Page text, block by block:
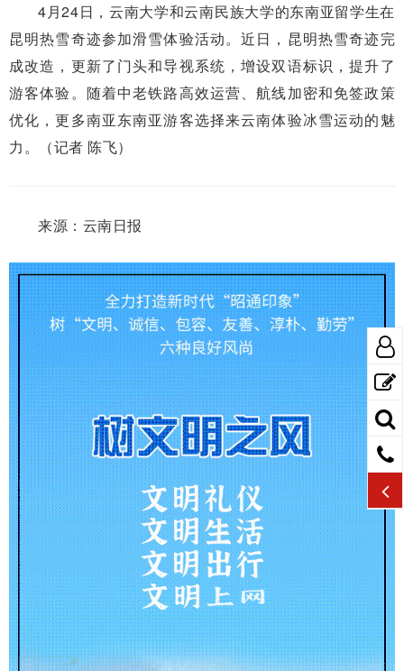
4月24日，云南大学和云南民族大学的东南亚留学生在
昆明热雪奇迹参加滑雪体验活动。近日，昆明热雪奇迹完
成改造，更新了门头和导视系统，增设双语标识，提升了
游客体验。随着中老铁路高效运营、航线加密和免签政策
优化，更多南亚东南亚游客选择来云南体验冰雪运动的魅
力。（记者 陈飞）
来源：云南日报